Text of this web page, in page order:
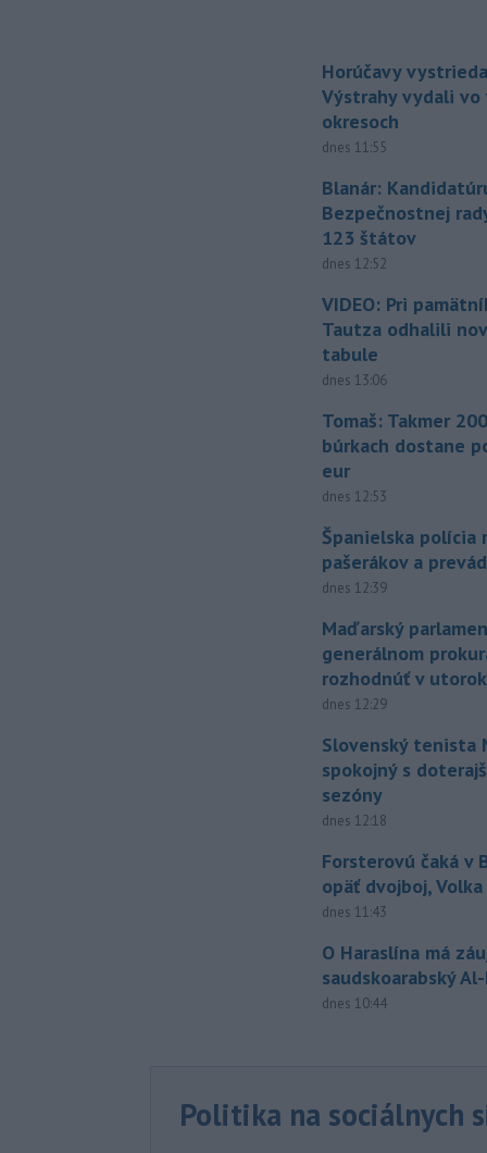
Horúčavy
Výstrahy vydali vo
okresoch
dnes 11:55
Blanár:
Bezpečnostnej
123 štátov
dnes 12:52
VIDEO: Pri
Tautza odhalili
tabule
dnes 13:06
Tomaš: Takmer
búrkach dostane
eur
dnes 12:53
Španielska polícia
pašerákov a
dnes 12:39
Maďarský
generálnom
rozhodnúť v utorok
dnes 12:29
Slovenský tenista
spokojný s
sezóny
dnes 12:18
Forsterovú čaká v
opäť dvojboj,
dnes 11:43
O Haraslína má
saudskoarabský
dnes 10:44
Politika na sociálnych